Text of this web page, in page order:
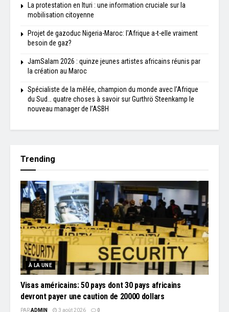
La protestation en Ituri : une information cruciale sur la
mobilisation citoyenne
Projet de gazoduc Nigeria-Maroc: l'Afrique a-t-elle vraiment
besoin de gaz?
JamSalam 2026 : quinze jeunes artistes africains réunis par
la création au Maroc
Spécialiste de la mêlée, champion du monde avec l’Afrique
du Sud… quatre choses à savoir sur Gurthrö Steenkamp le
nouveau manager de l’ASBH
Trending
À LA UNE
Visas américains: 50 pays dont 30 pays africains
devront payer une caution de 20000 dollars
PARADMIN 3 août 2026 0